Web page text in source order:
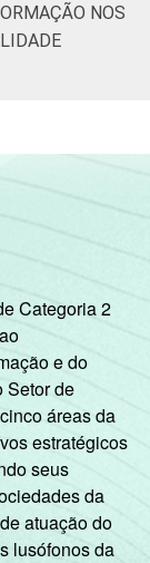
NOS
Categoria 2
e do
Setor de
áreas da
estratégicos
seus
da
atuação do
lusófonos da